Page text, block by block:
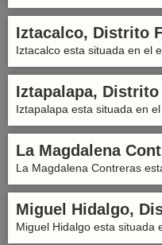
Iztacalco, Distrito
Iztacalco esta situada en el
Iztapalapa, Distrito
Iztapalapa esta situada en
La Magdalena
La Magdalena Contreras
Miguel Hidalgo,
Miguel Hidalgo esta situada